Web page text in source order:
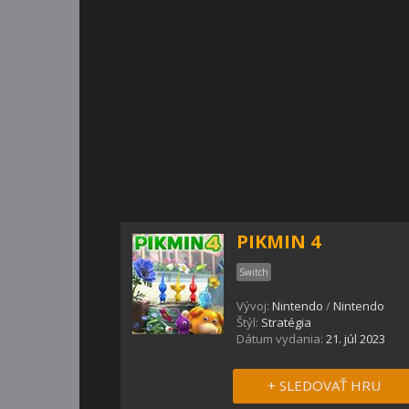
PIKMIN 4
Switch
Vývoj: Nintendo /Nintendo
Štýl: Stratégia
Dátum vydania: 21. júl 2023
+ SLEDOVAŤ HRU